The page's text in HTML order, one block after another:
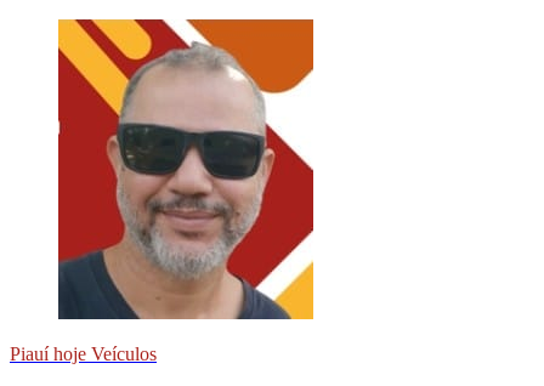
Piauí hoje Veículos